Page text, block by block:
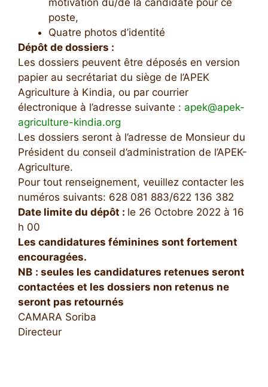
motivation du/de la candidate pour ce
poste,
Quatre photos d’identité
Dépôt de dossiers :
Les dossiers peuvent être déposés en version
papier au secrétariat du siège de l’APEK
Agriculture à Kindia, ou par courrier
électronique à l’adresse suivante : apek@apek-
agriculture-kindia.org
Les dossiers seront à l’adresse de Monsieur du
Président du conseil d’administration de l’APEK-
Agriculture.
Pour tout renseignement, veuillez contacter les
numéros suivants: 628 081 883/622 136 382
Date limite du dépôt : le 26 Octobre 2022 à 16
h 00
Les candidatures féminines sont fortement
encouragées.
NB : seules les candidatures retenues seront
contactées et les dossiers non retenus ne
seront pas retournés
CAMARA Soriba
Directeur